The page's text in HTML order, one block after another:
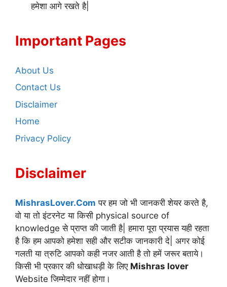
हमेशा आगे रखते है|
Important Pages
About Us
Contact Us
Disclaimer
Home
Privacy Policy
Disclaimer
MishrasLover.Com पर हम जो भी जानकरी शेयर करते है,
वो या तो इंटरनेट या किसी physical source of
knowledge से प्राप्त की जाती है| हमारा पूरा प्रयास यही रहता
है कि हम आपको हमेशा सही और सटीक जानकारी दे| अगर कोई
गलती या त्रुटि आपको कही नजर आती है तो हमें जरूर बताये।
किसी भी प्रकार की धोखाधड़ी के लिए Mishras lover
Website जिम्मेदार नहीं होगा।